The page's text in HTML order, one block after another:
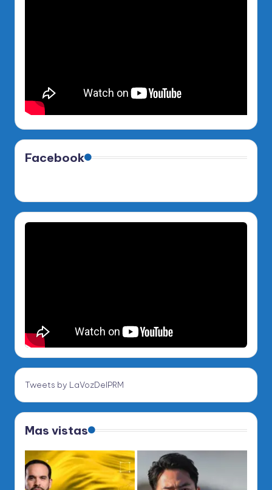
Facebook
Tweets by LaVozDelPRM
Mas vistas